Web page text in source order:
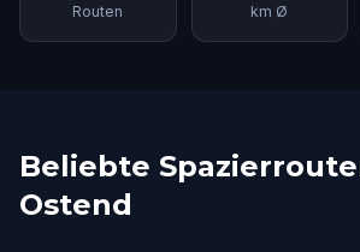
Routen km Ø
Beliebte
Ostend